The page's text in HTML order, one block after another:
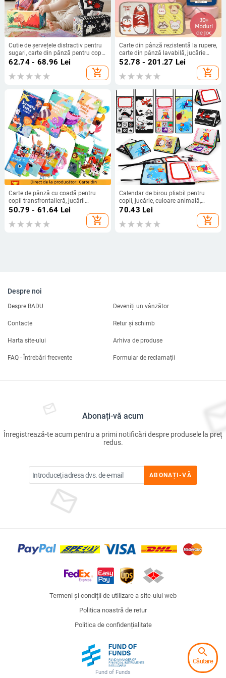
Cutie de șervețele distractiv pentru
sugari, carte din pânză pentru copii,
puzzle, inel de hârtie pentru
educație timpurie, poate mușca,
jucării calmante pentru nou-născuți
62.74 - 68.96 Lei
add_shopping_cart
Carte din pânză rezistentă la rupere,
carte din pânză lavabilă, jucărie
educațională timpurie pentru
52.78 - 201.27 Lei
add_shopping_cart
Carte de pânză cu coadă pentru
copii transfrontalieră, jucării
educative, carte, nu se poate rupe,
carte de pânză pentru bebeluși, inel
de hârtie, carte de iluminare, jucării
50.79 - 61.64 Lei
add_shopping_cart
Calendar de birou pliabil pentru
copii, jucărie, culoare animală,
engleză cognitivă, Haha, oglindă,
multidimensională, carte de masă,
70.43 Lei
add_shopping_cart
Despre noi
Despre BADU Deveniți un vânzător
Contacte Retur și schimb
Harta site-ului Arhiva de produse
FAQ - Întrebări frecvente Formular de reclamații
Abonați-vă acum
Înregistrează-te acum pentru a primi notificări despre produsele la preț
redus.
ABONAȚI-VĂ
Termeni și condiții de utilizare a site-ului web
Politica noastră de retur
Politica de confidențialitate
Fund of Funds
search
Căutare